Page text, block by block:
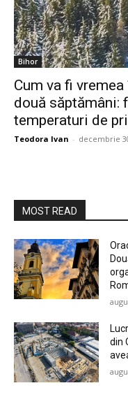
Bihor
Cum va fi
două săptămâni:
temperaturi de
Teodora Ivan - decembrie
MOST READ
din